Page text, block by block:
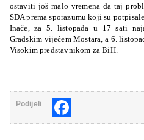
ostaviti još malo vremena da taj
SDA prema sporazumu koji su
Inače, za 5. listopada u 17 sati
Gradskim vijećem Mostara, a 6.
Visokim predstavnikom za BiH.
Podijeli